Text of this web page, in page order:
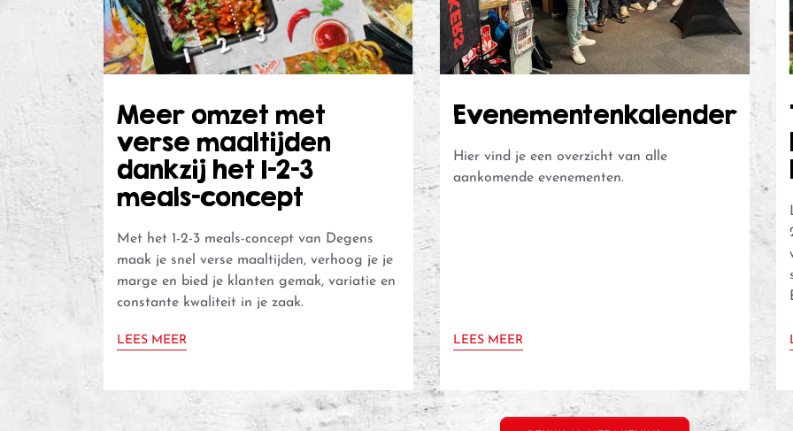
Meer omzet met
verse maaltijden
dankzij het 1-2-3
meals-concept
Met het 1-2-3 meals-concept van Degens
maak je snel verse maaltijden, verhoog je je
marge en bied je klanten gemak, variatie en
constante kwaliteit in je zaak.
LEES MEER
Evenementenkalender
Hier vind je een overzicht van alle
aankomende evenementen.
LEES MEER